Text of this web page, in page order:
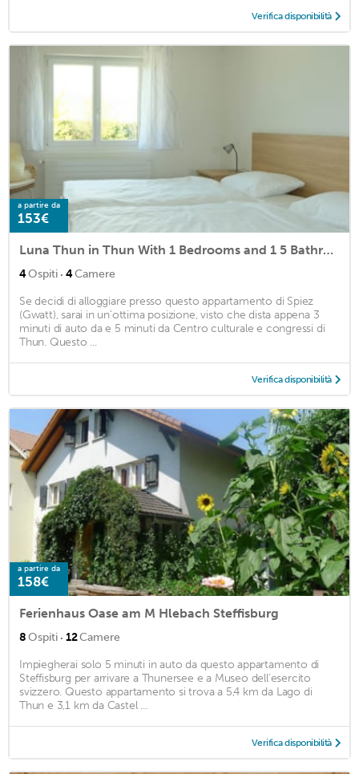
Verifica disponibilità
a partire da
153€
Luna Thun in Thun With 1 Bedrooms and 1 5 Bathrooms
4Ospiti · 4Camere
Se decidi di alloggiare presso questo appartamento di Spiez
(Gwatt), sarai in un'ottima posizione, visto che dista appena 3
minuti di auto da e 5 minuti da Centro culturale e congressi di
Thun. Questo ...
Verifica disponibilità
a partire da
158€
Ferienhaus Oase am M Hlebach Steffisburg
8Ospiti · 12Camere
Impiegherai solo 5 minuti in auto da questo appartamento di
Steffisburg per arrivare a Thunersee e a Museo dell'esercito
svizzero. Questo appartamento si trova a 5,4 km da Lago di
Thun e 3,1 km da Castel ...
Verifica disponibilità